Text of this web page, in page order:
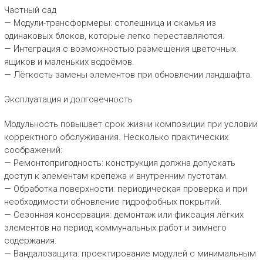
Частный сад
— Модули-трансформеры: столешница и скамья из
одинаковых блоков, которые легко переставляются.
— Интеграция с возможностью размещения цветочных
ящиков и маленьких водоёмов.
— Лёгкость замены элементов при обновлении ландшафта.
Эксплуатация и долговечность
Модульность повышает срок жизни композиции при условии
корректного обслуживания. Несколько практических
соображений:
— Ремонтопригодность: конструкция должна допускать
доступ к элементам крепежа и внутренним пустотам.
— Обработка поверхности: периодическая проверка и при
необходимости обновление гидрофобных покрытий.
— Сезонная консервация: демонтаж или фиксация лёгких
элементов на период коммунальных работ и зимнего
содержания.
— Вандалозащита: проектирование модулей с минимальным